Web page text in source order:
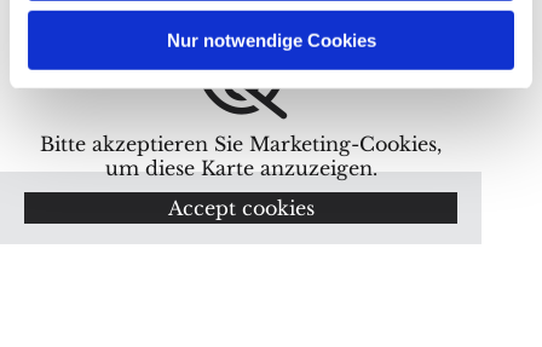
Nur notwendige Cookies
Bitte akzeptieren Sie Marketing-Cookies,
um diese Karte anzuzeigen.
Accept cookies